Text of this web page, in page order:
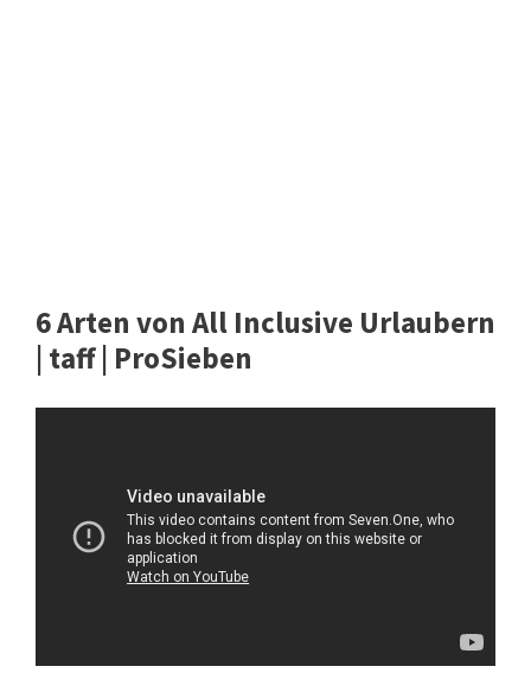
6 Arten von All Inclusive Urlaubern
| taff | ProSieben